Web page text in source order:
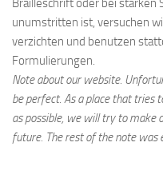
Brailleschrift oder bei starken
unumstritten ist, versuchen
verzichten und benutzen
Formulierungen.
Note about our website.
be perfect. As a place that tries
as possible, we will try to make
future. The rest of the note was